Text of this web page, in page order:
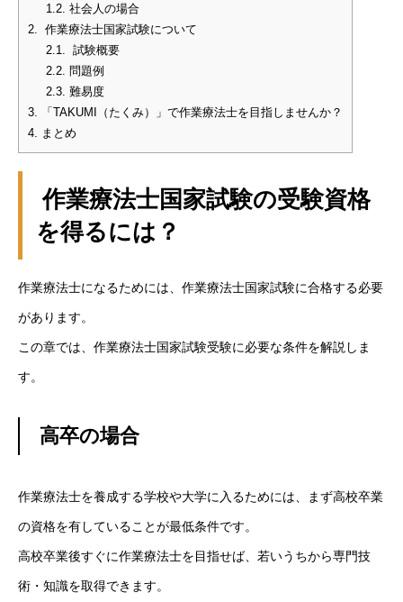
1.2. 社会人の場合
2. 作業療法士国家試験について
2.1. 試験概要
2.2. 問題例
2.3. 難易度
3. 「TAKUMI（たくみ）」で作業療法士を目指しませんか？
4. まとめ
作業療法士国家試験の受験資格
を得るには？
作業療法士になるためには、作業療法士国家試験に合格する必要
があります。
この章では、作業療法士国家試験受験に必要な条件を解説しま
す。
高卒の場合
作業療法士を養成する学校や大学に入るためには、まず高校卒業
の資格を有していることが最低条件です。
高校卒業後すぐに作業療法士を目指せば、若いうちから専門技
術・知識を取得できます。